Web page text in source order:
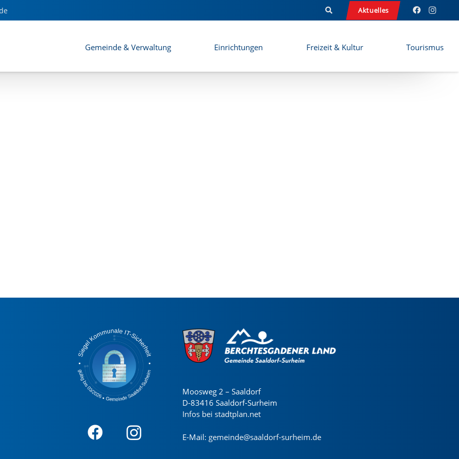
Aktuelles
Gemeinde & Verwaltung Einrichtungen Freizeit & Kultur Tourismus
Moosweg 2 – Saaldorf
D-83416 Saaldorf-Surheim
Infos bei stadtplan.net
E-Mail: gemeinde@saaldorf-surheim.de